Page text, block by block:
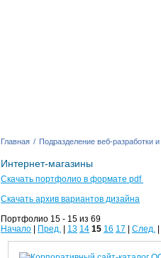
Главная / Подразделение веб-разработки
Интернет-магазины
Скачать портфолио в формате pdf
Скачать архив вариантов дизайна
Портфолио 15 - 15 из 69
Начало
Пред. 13 14 15 16 17 След.